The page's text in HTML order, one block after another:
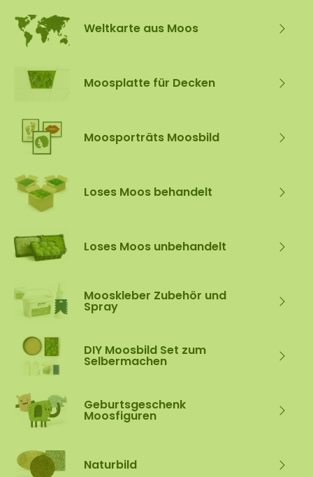
Weltkarte aus Moos
Moosplatte für Decken
Moosporträts Moosbild
Loses Moos behandelt
Loses Moos unbehandelt
Mooskleber Zubehör und
Spray
DIY Moosbild Set zum
Selbermachen
Geburtsgeschenk
Moosfiguren
Naturbild